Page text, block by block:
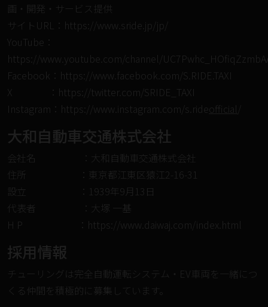
画・開発・サービス提供
サイトURL： https://www.sride.jp/jp/
YouTube：
https://www.youtube.com/channel/
Facebook： https://www.facebook.com/S.RIDE.TAXI
X ： https://twitter.com/SRIDE_TAXI
Instagram： https://www.instagram.com/s.rideofficial
大和自動車交通株式会社
会社名 ：大和自動車交通株式会社
住所 ：東京都江東区猿江2-16-31
設立 ：1939年9月13日
代表者 ：大塚 一基
H P ： https://www.daiwaj.com/index.html
採⽤情報
チューリングは完全⾃動運転システム・EV⾞両を⼀緒につ
くる仲間を積極的に募集しています。